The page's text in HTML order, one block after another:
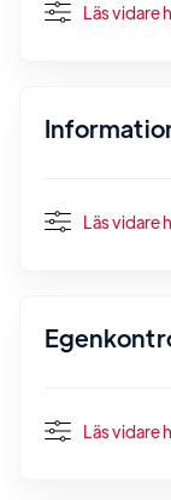
Läs vidare
Läs vidare
Läs vidare